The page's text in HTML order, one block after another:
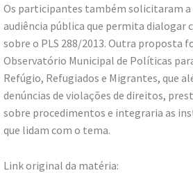
Os participantes também solicitaram a
audiência pública que permita dialogar
sobre o PLS 288/2013. Outra proposta
Observatório Municipal de Políticas
Refúgio, Refugiados e Migrantes, que
denúncias de violações de direitos,
sobre procedimentos e integraria as
que lidam com o tema.
Link original da matéria: